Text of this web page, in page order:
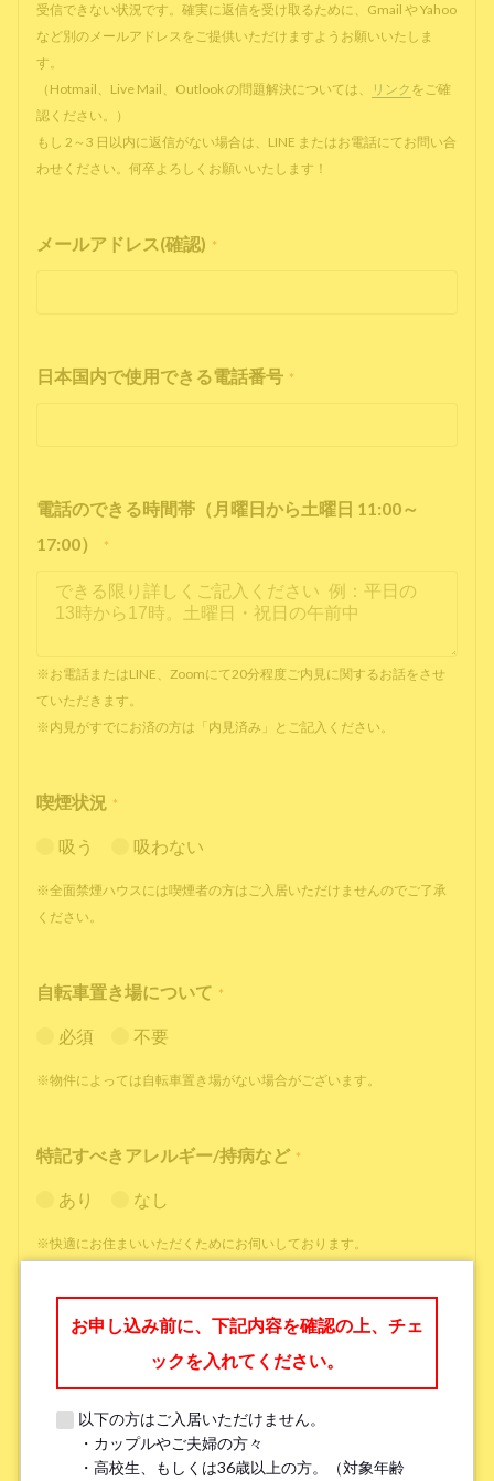
受信できない状況です。確実に返信を受け取るために、Gmail や Yahoo
など別のメールアドレスをご提供いただけますようお願いいたしま
す。
（Hotmail、Live Mail、Outlook の問題解決については、
リンク をご確
認ください。）
もし 2～3 日以内に返信がない場合は、LINE またはお電話にてお問い合
わせください。何卒よろしくお願いいたします！
メールアドレス(確認) *
日本国内で使用できる電話番号 *
電話のできる時間帯（月曜日から土曜日 11:00～
17:00）
*
※お電話またはLINE、Zoomにて20分程度ご内見に関するお話をさせ
ていただきます。
※内見がすでにお済の方は「内見済み」とご記入ください。
喫煙状況 *
吸う 吸わない
※全面禁煙ハウスには喫煙者の方はご入居いただけませんのでご了承
ください。
自転車置き場について *
必須 不要
※物件によっては自転車置き場がない場合がございます。
特記すべきアレルギー/持病など *
あり なし
※快適にお住まいいただくためにお伺いしております。
*
勤務先名、学校名 *
お申し込み前に、下記内容を確認の上、チェ
ックを入れてください。
以下の方はご入居いただけません。
・カップルやご夫婦の方々
・高校生、もしくは36歳以上の方。（対象年齢